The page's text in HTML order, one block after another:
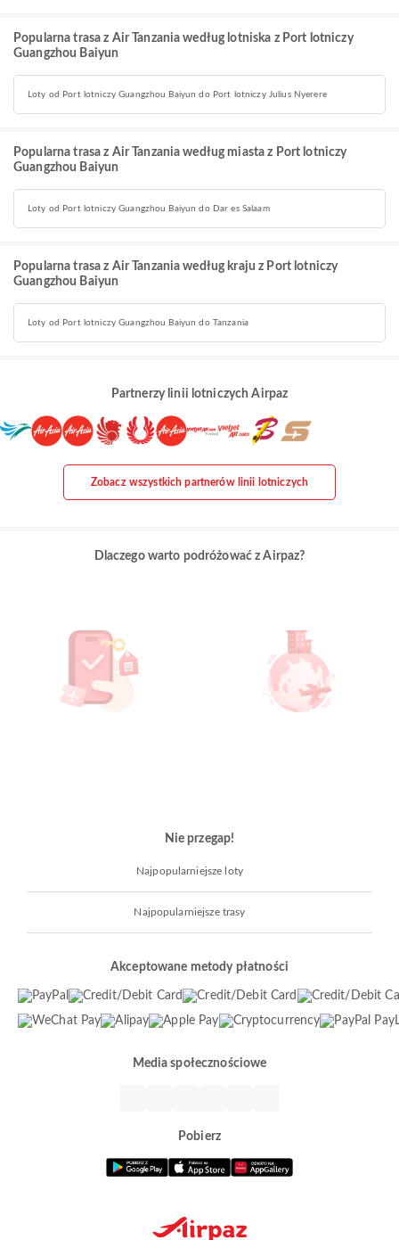
Popularna trasa z Air Tanzania według lotniska z Port lotniczy
Guangzhou Baiyun
Loty od Port lotniczy Guangzhou Baiyun do Port lotniczy Julius Nyerere
Popularna trasa z Air Tanzania według miasta z Port lotniczy
Guangzhou Baiyun
Loty od Port lotniczy Guangzhou Baiyun do Dar es Salaam
Popularna trasa z Air Tanzania według kraju z Port lotniczy
Guangzhou Baiyun
Loty od Port lotniczy Guangzhou Baiyun do Tanzania
Partnerzy linii lotniczych Airpaz
Zobacz wszystkich partnerów linii lotniczych
Dlaczego warto podróżować z Airpaz?
Nie przegap!
Najpopularniejsze loty
Najpopularniejsze trasy
Akceptowane metody płatności
Media społecznościowe
Pobierz